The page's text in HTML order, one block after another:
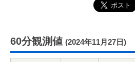
60分観測値 (2024年11月27日)